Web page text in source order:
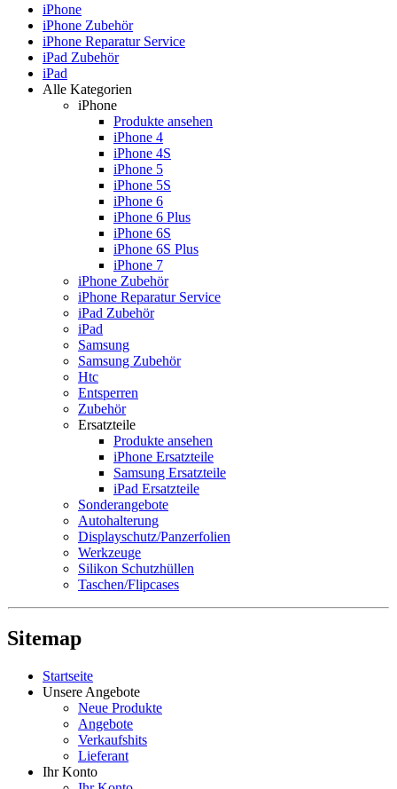
iPhone
iPhone Zubehör
iPhone Reparatur Service
iPad Zubehör
iPad
Alle Kategorien
iPhone
Produkte ansehen
iPhone 4
iPhone 4S
iPhone 5
iPhone 5S
iPhone 6
iPhone 6 Plus
iPhone 6S
iPhone 6S Plus
iPhone 7
iPhone Zubehör
iPhone Reparatur Service
iPad Zubehör
iPad
Samsung
Samsung Zubehör
Htc
Entsperren
Zubehör
Ersatzteile
Produkte ansehen
iPhone Ersatzteile
Samsung Ersatzteile
iPad Ersatzteile
Sonderangebote
Autohalterung
Displayschutz/Panzerfolien
Werkzeuge
Silikon Schutzhüllen
Taschen/Flipcases
Sitemap
Startseite
Unsere Angebote
Neue Produkte
Angebote
Verkaufshits
Lieferant
Ihr Konto